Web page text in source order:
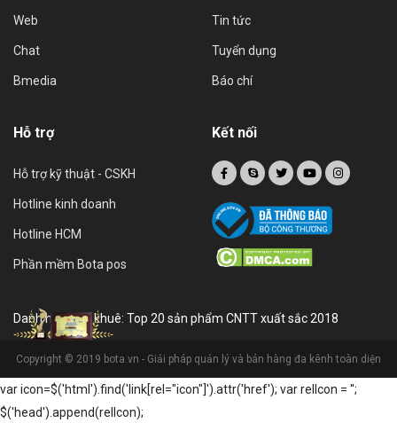
Web
Chat
Bmedia
Tin tức
Tuyển dụng
Báo chí
Hỗ trợ
Hỗ trợ kỹ thuật - CSKH
Hotline kinh doanh
Hotline HCM
Phần mềm Bota pos
Kết nối
Danh hiệu sao khuê: Top 20 sản phẩm CNTT xuất sắc 2018
Copyright © 2019 bota.vn - Giải pháp quản lý và bán hàng đa kênh toàn diện
var icon=$('html').find('link[rel="icon"]').attr('href'); var relIcon = '';
$('head').append(relIcon);